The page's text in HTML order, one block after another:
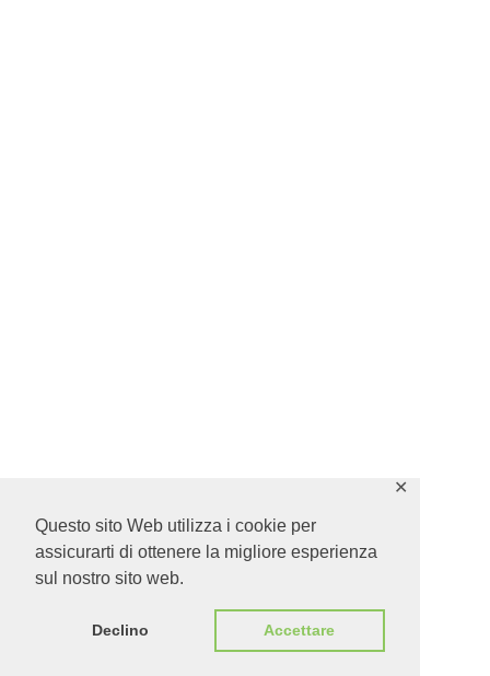
Questo sito Web utilizza i cookie per
assicurarti di ottenere la migliore esperienza
sul nostro sito web.
Declino Accettare
✕